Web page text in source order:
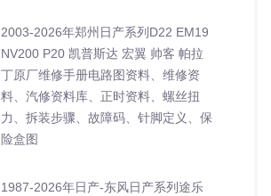
2003-2026年郑州日产系列D22 EM19
NV200 P20 凯普斯达 宏翼 帅客 帕拉
丁原厂维修手册电路图资料、维修资
料、汽修资料库、正时资料、螺丝扭
力、拆装步骤、故障码、针脚定义、保
险盒图
1987-2026年日产-东风日产系列途乐